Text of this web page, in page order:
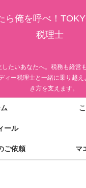
ら俺を呼べ！
税理士
たいあなたへ。税務も経営
ィー税理士と一緒に乗り越
き方を支えます。
ール
ご依頼 マ